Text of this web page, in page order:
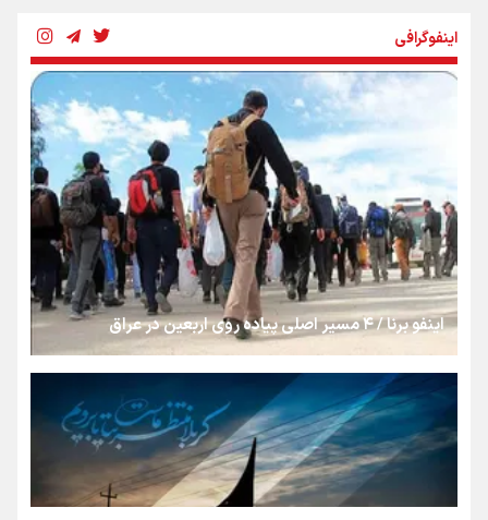
رسانه ملی و حق مردم برای شنیدن صدای رئیس‌جمهوری
روایت ایران از کنار مردم
از طلوع خیابان‌ها تا غروب اشک
جمله‌ای که بغض چهارماهه را شکست؛ «آهای مردم، آقا از
تهران رفتند»
سه حسرتی که به دلم ماند
اینفوگرافی
اینفو برنا / ۴ مسیر اصلی پیاده روی اربعین در عراق